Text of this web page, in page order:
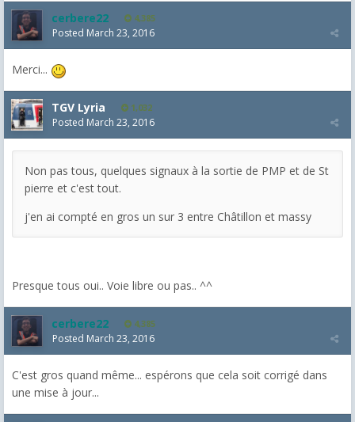
cerbere22 4,385
Posted March 23, 2016
Merci...
TGV Lyria 1,032
Posted March 23, 2016
Non pas tous, quelques signaux à la sortie de PMP et de St
pierre et c'est tout.
j'en ai compté en gros un sur 3 entre Châtillon et massy
Presque tous oui.. Voie libre ou pas.. ^^
cerbere22 4,385
Posted March 23, 2016
C'est gros quand même... espérons que cela soit corrigé dans
une mise à jour...